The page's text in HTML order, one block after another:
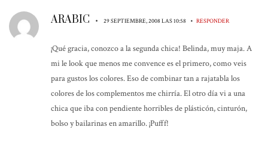
ARABIC • 29 SEPTIEMBRE, 2008 LAS 10:58 • RESPONDER
¡Qué gracia, conozco a la segunda chica! Belinda, muy maja. A
mi le look que menos me convence es el primero, como veis
para gustos los colores. Eso de combinar tan a rajatabla los
colores de los complementos me chirría. El otro día vi a una
chica que iba con pendiente horribles de plásticón, cinturón,
bolso y bailarinas en amarillo. ¡Pufff!